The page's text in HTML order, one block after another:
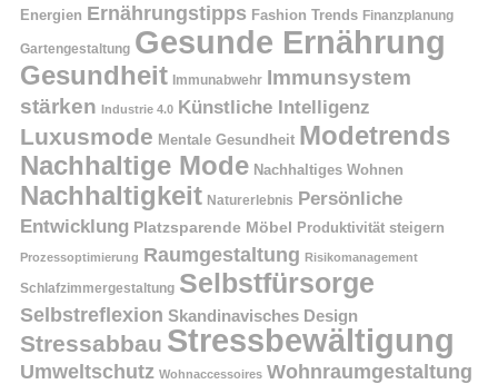
Energien Ernährungstipps Fashion Trends Finanzplanung
Gartengestaltung Gesunde Ernährung
Gesundheit Immunabwehr Immunsystem
stärken Industrie 4.0 Künstliche Intelligenz
Luxusmode Mentale Gesundheit Modetrends
Nachhaltige Mode Nachhaltiges Wohnen
Nachhaltigkeit Naturerlebnis Persönliche
Entwicklung Platzsparende Möbel Produktivität steigern
Prozessoptimierung Raumgestaltung Risikomanagement
Schlafzimmergestaltung Selbstfürsorge
Selbstreflexion Skandinavisches Design
Stressabbau Stressbewältigung
Umweltschutz Wohnaccessoires Wohnraumgestaltung